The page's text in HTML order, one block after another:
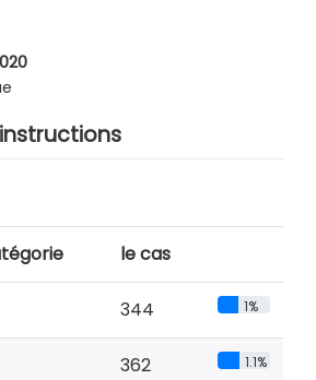
le cas
344 1%
362 1.1%